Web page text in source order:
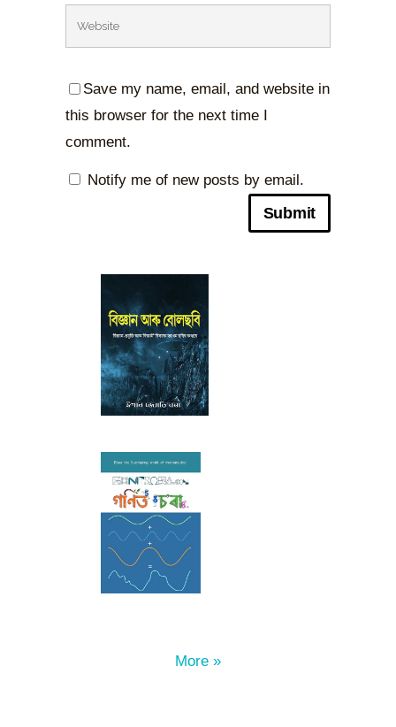
Save my name, email, and website in
this browser for the next time I
comment.
Notify me of new posts by email.
More »